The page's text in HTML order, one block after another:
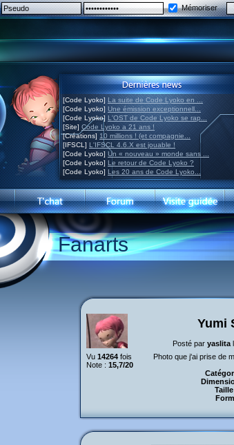
Mémoriser
[Code Lyoko] La suite de Code Lyoko en ...
[Code Lyoko] Une émission exceptionnell...
[Code Lyoko] L'OST de Code Lyoko se rap...
[Site] Code Lyoko a 21 ans !
[Créations] 10 millions ! (et compagnie...
[IFSCL] L'IFSCL 4.6.X est jouable !
[Code Lyoko] Un « nouveau » monde sans ...
[Code Lyoko] Le retour de Code Lyoko ?
[Code Lyoko] Les 20 ans de Code Lyoko...
Fanarts
Yumi
Posté par yaslita
Vu 14264fois
Note : 15,7/20
Photo que j'ai prise de